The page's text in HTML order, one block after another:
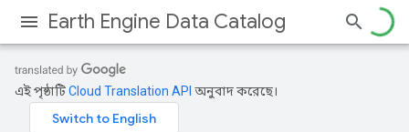
Earth Engine Data Catalog
এই পৃষ্ঠাটিCloud Translation API অনুবাদ করেছে।